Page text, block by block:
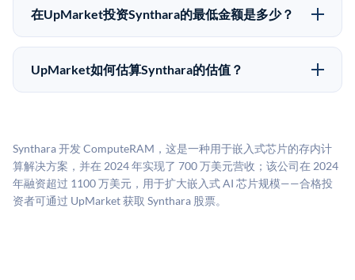
理合规、文件和结算事宜。
售给其他买家，或持有直到公司完成IPO或被收购。两
市场条件。任何退出的时间都是不可预测的，投资者应
做好多年持有的准备。
在UpMarket投资Synthara的最低金额是多少？
UpMarket上大多数Pre-IPO产品的最低投资金额为
50,000美元。具体金额可能因产品和股份供应情况而有
UpMarket如何估算Synthara的估值？
司可比倍数应用私有公司折扣，以反映流动性不足和信
息不对称。此估值不构成投资建议，可能与实际交易价
格存在重大差异。
Synthara 开发 ComputeRAM，这是一种用于嵌入式芯片的存内计
算解决方案，并在 2024 年实现了 700 万美元营收；该公司在 2024
年融资超过 1100 万美元，用于扩大嵌入式 AI 芯片规模——合格投
资者可通过 UpMarket 获取 Synthara 股票。